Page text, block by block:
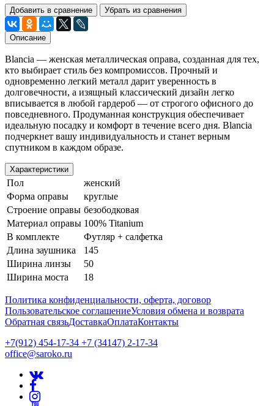
Добавить в сравнение Убрать из сравнения
Описание
Blancia — женская металлическая оправа, созданная для тех,
кто выбирает стиль без компромиссов. Прочный и
одновременно легкий металл дарит уверенность в
долговечности, а изящный классический дизайн легко
вписывается в любой гардероб — от строгого офисного до
повседневного. Продуманная конструкция обеспечивает
идеальную посадку и комфорт в течение всего дня. Blancia
подчеркнет вашу индивидуальность и станет верным
спутником в каждом образе.
Характеристики
Пол
женский
Форма оправы
круглые
Строение оправы безободковая
Материал оправы 100% Titanium
В комплекте
Футляр + салфетка
Длина заушника
145
Ширина линзы
50
Ширина моста
18
Политика конфиденциальности, оферта, договор
Пользовательское соглашениеУсловия обмена и возврата
Обратная связьДоставкаОплатаКонтакты
+7(912) 454-17-34 +7 (34147) 2-17-34
office@saroko.ru